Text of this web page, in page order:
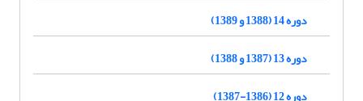
دوره 14 (1388 و 1389)
دوره 13 (1387 و 1388)
دوره 12 (1386-1387)